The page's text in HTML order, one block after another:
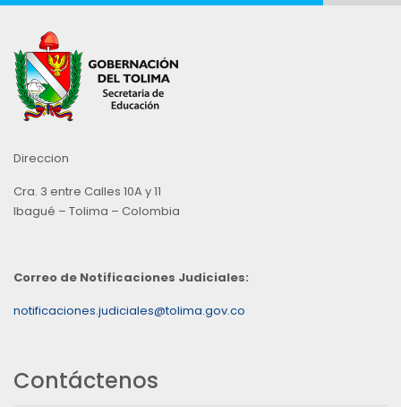
Direccion
Cra. 3 entre Calles 10A y 11
Ibagué – Tolima – Colombia
Correo de Notificaciones Judiciales:
notificaciones.judiciales@tolima.gov.co
Contáctenos